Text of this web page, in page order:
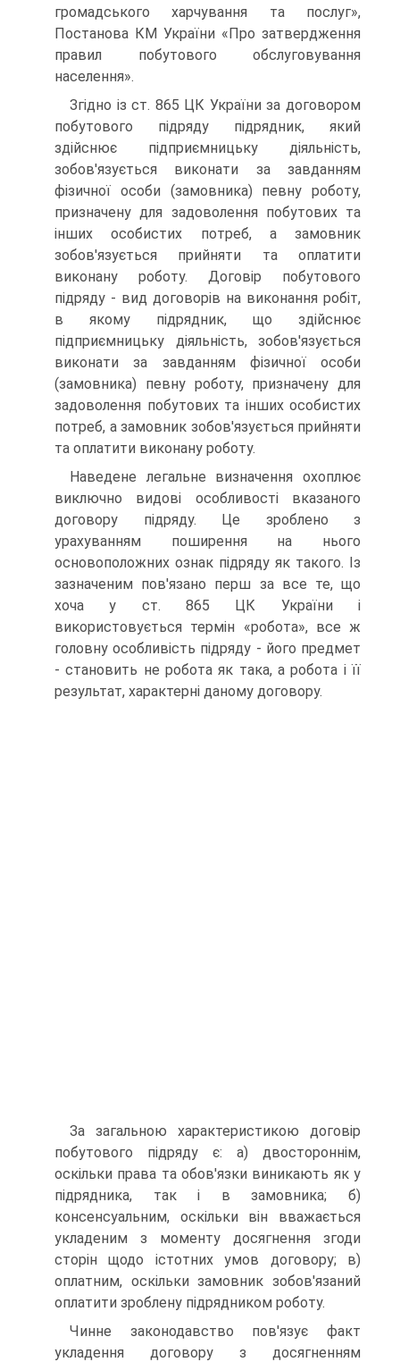
громадського харчування та послуг»,
Постанова КМ України «Про затвердження
правил побутового обслуговування
населення».
Згідно із ст. 865 ЦК України за договором
побутового підряду підрядник, який
здійснює підприємницьку діяль­ність,
зобов'язується виконати за завданням
фізичної особи (замовника) певну роботу,
призначену для задоволення по­бутових та
інших особистих потреб, а замовник
зобов'я­зується прийняти та оплатити
виконану роботу. Договір по­бутового
підряду - вид договорів на виконання робіт,
в якому підрядник, що здійснює
підприємницьку діяльність, зобов'язується
виконати за завданням фізичної особи
(замо­вника) певну роботу, призначену для
задоволення побутових та інших особистих
потреб, а замовник зобов'язується при­йняти
та оплатити виконану роботу.
Наведене легальне визначення охоплює
виключно видо­ві особливості вказаного
договору підряду. Це зроблено з
урахуванням поширення на нього
основоположних ознак підряду як такого. Із
зазначеним пов'язано перш за все те, що
хоча у ст. 865 ЦК України і
використовується термін «робота», все ж
головну особливість підряду - його предмет
- становить не робота як така, а робота і її
результат, харак­терні даному договору.
За загальною характеристикою договір
побутового під­ряду є: а) двостороннім,
оскільки права та обов'язки вини­кають як у
підрядника, так і в замовника; б)
консенсуальним, оскільки він вважається
укладеним з моменту досягнення згоди
сторін щодо істотних умов договору; в)
оплатним, оскільки замовник зобов'язаний
оплатити зроблену підряд­ником роботу.
Чинне законодавство пов'язує факт
укладення договору з досягненням